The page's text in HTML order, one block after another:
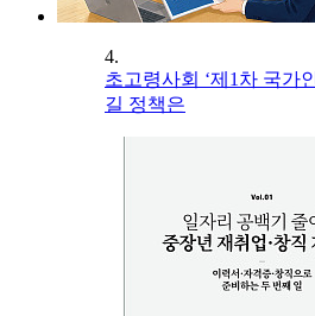
4.
초고령사회 ‘제1차 국가
길 정책은